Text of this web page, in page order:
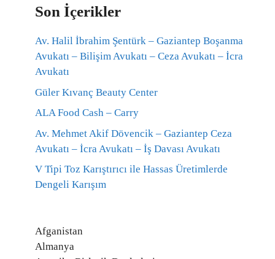
Son İçerikler
Av. Halil İbrahim Şentürk – Gaziantep Boşanma
Avukatı – Bilişim Avukatı – Ceza Avukatı – İcra
Avukatı
Güler Kıvanç Beauty Center
ALA Food Cash – Carry
Av. Mehmet Akif Dövencik – Gaziantep Ceza
Avukatı – İcra Avukatı – İş Davası Avukatı
V Tipi Toz Karıştırıcı ile Hassas Üretimlerde
Dengeli Karışım
Afganistan
Almanya